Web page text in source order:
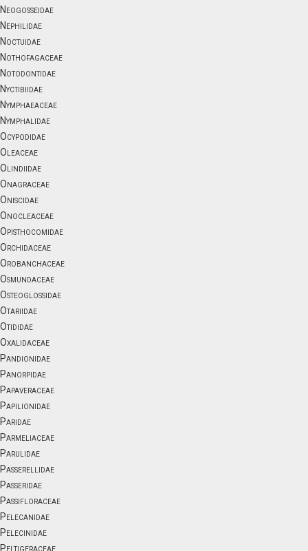
Neogosseidae
Nephilidae
Noctuidae
Nothofagaceae
Notodontidae
Nyctibiidae
Nymphaeaceae
Nymphalidae
Ocypodidae
Oleaceae
Olindiidae
Onagraceae
Oniscidae
Onocleaceae
Opisthocomidae
Orchidaceae
Orobanchaceae
Osmundaceae
Osteoglossidae
Otariidae
Otididae
Oxalidaceae
Pandionidae
Panorpidae
Papaveraceae
Papilionidae
Paridae
Parmeliaceae
Parulidae
Passerellidae
Passeridae
Passifloraceae
Pelecanidae
Pelecinidae
Peltigeraceae